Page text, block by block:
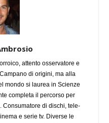
attento osservatore e
di origini, ma alla
mondo si laurea in Scienze
completa il percorso per
Consumatore di dischi, tele-
e serie tv. Diverse le